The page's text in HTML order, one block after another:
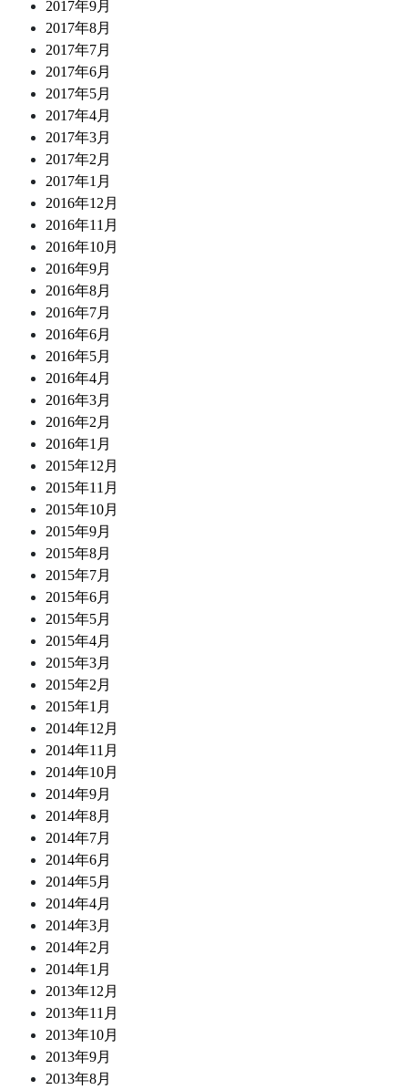
2017年9月
2017年8月
2017年7月
2017年6月
2017年5月
2017年4月
2017年3月
2017年2月
2017年1月
2016年12月
2016年11月
2016年10月
2016年9月
2016年8月
2016年7月
2016年6月
2016年5月
2016年4月
2016年3月
2016年2月
2016年1月
2015年12月
2015年11月
2015年10月
2015年9月
2015年8月
2015年7月
2015年6月
2015年5月
2015年4月
2015年3月
2015年2月
2015年1月
2014年12月
2014年11月
2014年10月
2014年9月
2014年8月
2014年7月
2014年6月
2014年5月
2014年4月
2014年3月
2014年2月
2014年1月
2013年12月
2013年11月
2013年10月
2013年9月
2013年8月